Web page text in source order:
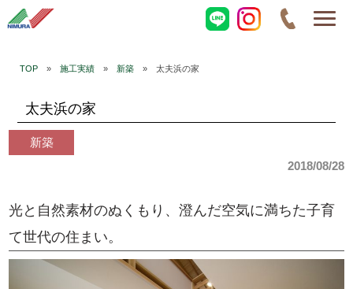
TOP» 施工実績» 新築» 太夫浜の家
太夫浜の家
新築
2018/08/28
光と自然素材のぬくもり、澄んだ空気に満ちた子育
て世代の住まい。